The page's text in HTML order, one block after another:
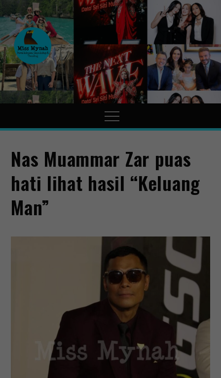
MissMynah
Portal Hiburan, Gaya Hidup
& Trending
Nas Muammar Zar puas
hati lihat hasil “Keluang
Man”